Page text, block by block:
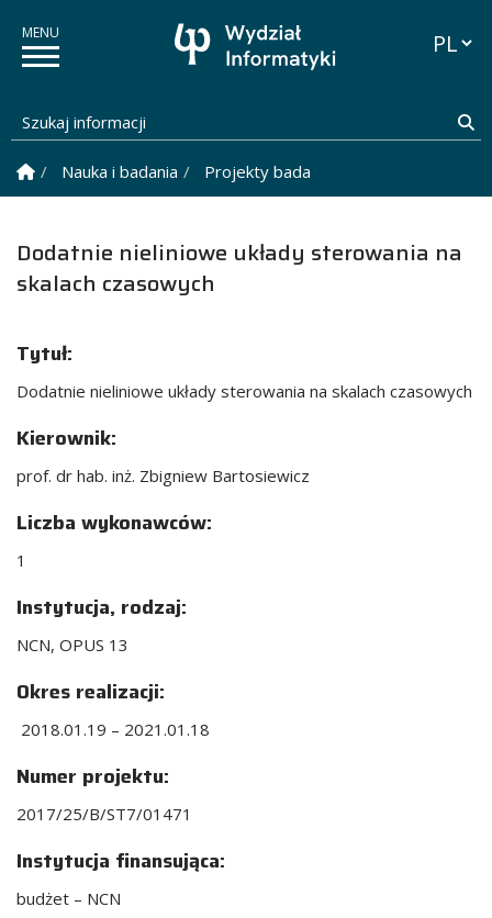
Szukaj informacji
Strona Główna
Nauka i badania Projekty badawcze
Dodatnie nieliniowe układy sterowania na
skalach czasowych
Tytuł:
Dodatnie nieliniowe układy sterowania na skalach czasowych
Kierownik:
prof. dr hab. inż. Zbigniew Bartosiewicz
Liczba wykonawców:
1
Instytucja, rodzaj:
NCN, OPUS 13
Okres realizacji:
2018.01.19 – 2021.01.18
Numer projektu:
2017/25/B/ST7/01471
Instytucja finansująca:
budżet – NCN